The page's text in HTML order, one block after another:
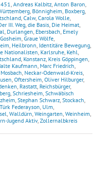
, Andreas Kalbitz, Anton Baron,
, Bönnigheim, Boxberg,
, Calw, Carola Wolle,
III. Weg, die Basis, Die Heimat,
, Durlangen, Ebersbach, Emely
Gosheim, Graue Wölfe,
, Heilbronn, Identitäre Bewegung,
Nationalisten, Karlsruhe, Kehl,
, Konstanz, Kreis Göppingen,
Kaufmann, Marc Friedrich,
Mosbach, Neckar-Odenwald-Kreis,
, Oftersheim, Oliver Hilburger,
, Rastatt, Reichsbürger,
, Schriesheim, Schwäbisch
, Stephan Schwarz, Stockach,
Türk Federayson, Ulm,
, Walldürn, Weingarten, Weinheim,
Jugend Aktiv, Zollernalbkreis